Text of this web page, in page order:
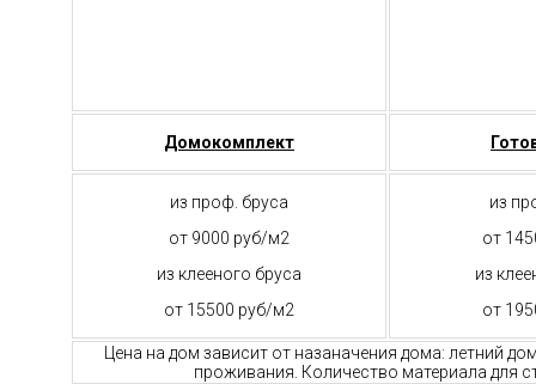
Домокомплект
из проф. бруса
от 9000 руб/м2
из клееного бруса
от 15500 руб/м2
из
от
из
от
Цена на дом зависит от назаначения дома: летний
проживания. Количество материала для